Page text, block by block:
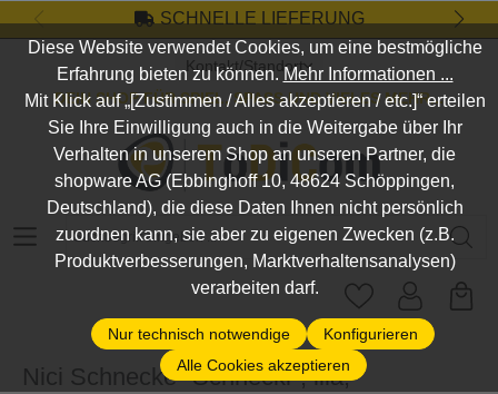
Zum Hauptinhalt springenSCHNELLE LIEFERUNG
Kontakt/Standort
DEIN SHOP FÜR SPIEL, SPASS UND VIELES MEHR...
Suchbegriff eingeben ...
Nici Schnecke "Schnecki", lila,
Diese Website verwendet Cookies, um eine bestmögliche
Erfahrung bieten zu können.Mehr Informationen ...
Mit Klick auf „[Zustimmen / Alles akzeptieren / etc.]“ erteilen
Sie Ihre Einwilligung auch in die Weitergabe über Ihr
Verhalten in unserem Shop an unseren Partner, die
shopware AG (Ebbinghoff 10, 48624 Schöppingen,
Deutschland), die diese Daten Ihnen nicht persönlich
zuordnen kann, sie aber zu eigenen Zwecken (z.B.
Produktverbesserungen, Marktverhaltensanalysen)
verarbeiten darf.
Nur technisch notwendige
Konfigurieren
Alle Cookies akzeptieren